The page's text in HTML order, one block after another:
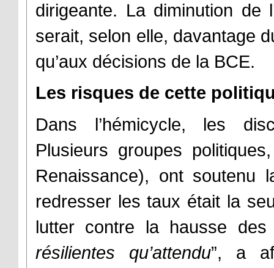
dirigeante. La diminution de
serait, selon elle, davantage
qu’aux décisions de la BCE.
Les risques de cette
Dans l’hémicycle, les
Plusieurs groupes
Renaissance), ont soutenu
redresser les taux était la
lutter contre la hausse des
résilientes qu’attendu”, a